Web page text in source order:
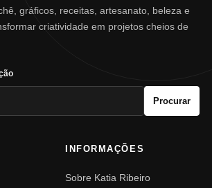
gráficos, receitas, artesanato, beleza e
criatividade em projetos cheios de
Procurar
INFORMAÇÕES
Sobre Katia Ribeiro